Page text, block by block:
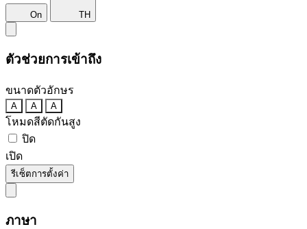
On TH
ตัวช่วยการเข้าถึง
ขนาดตัวอักษร
A A A
โหมดสีตัดกันสูง
ปิด
เปิด
รีเซ็ตการตั้งค่า
ภาษา